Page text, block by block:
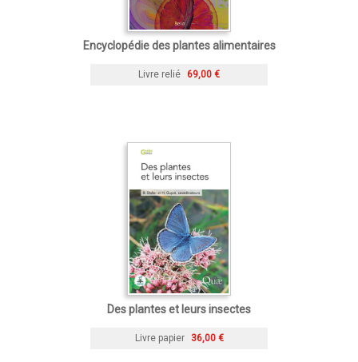
Encyclopédie des plantes alimentaires
Livre relié 69,00 €
Des plantes et leurs insectes
Livre papier 36,00 €